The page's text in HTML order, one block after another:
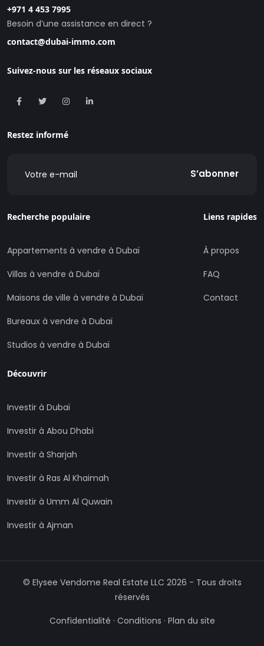
+971 4 453 7995
Besoin d’une assistance en direct ?
contact@dubai-immo.com
Suivez-nous sur les réseaux sociaux
Restez informé
S’abonner
Recherche populaire
Appartements à vendre à Dubaï
Villas à vendre à Dubaï
Maisons de ville à vendre à Dubaï
Bureaux à vendre à Dubaï
Studios à vendre à Dubaï
Liens rapides
À propos
FAQ
Contact
Découvrir
Investir à Dubaï
Investir à Abou Dhabi
Investir à Sharjah
Investir à Ras Al Khaimah
Investir à Umm Al Quwain
Investir à Ajman
© Elysee Vendome Real Estate LLC 2026 - Tous droits
réservés
Confidentialité · Conditions · Plan du site